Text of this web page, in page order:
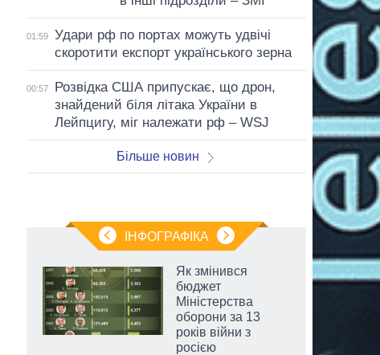
01:59
Удари рф по портах можуть удвічі
скоротити експорт українського зерна
00:57
Розвідка США припускає, що дрон,
знайдений біля літака України в
Лейпцигу, міг належати рф – WSJ
Більше новин
ІНФОГРАФІКА
Як змінився
бюджет
Міністерства
оборони за 13
років війни з
росією